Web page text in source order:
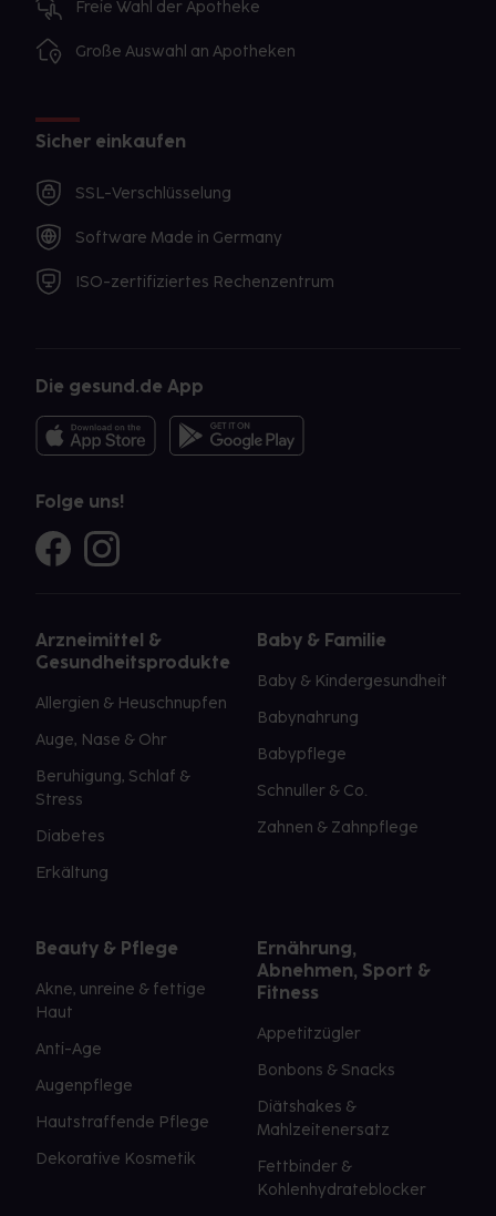
Freie Wahl der Apotheke
Große Auswahl an Apotheken
Sicher einkaufen
SSL-Verschlüsselung
Software Made in Germany
ISO-zertifiziertes Rechenzentrum
Die gesund.de App
Folge uns!
Arzneimittel &
Gesundheitsprodukte
Allergien & Heuschnupfen
Auge, Nase & Ohr
Beruhigung, Schlaf &
Stress
Diabetes
Erkältung
Baby & Familie
Baby & Kindergesundheit
Babynahrung
Babypflege
Schnuller & Co.
Zahnen & Zahnpflege
Beauty & Pflege
Akne, unreine & fettige
Haut
Anti-Age
Augenpflege
Hautstraffende Pflege
Dekorative Kosmetik
Ernährung,
Abnehmen, Sport &
Fitness
Appetitzügler
Bonbons & Snacks
Diätshakes &
Mahlzeitenersatz
Fettbinder &
Kohlenhydrateblocker